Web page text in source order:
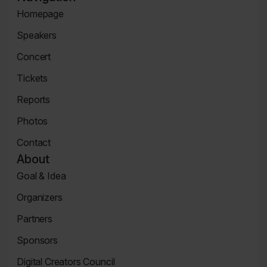
InstagramieFacebooku
Agenda
Page
Homepage
Speakers
Page
Concert
Tickets
Page
Reports
Page
Photos
Contact
Contact
Page
About
Goal & Idea
Page
Organizers
Page
Partners
Page
Sponsors
Page
Digital Creators Council